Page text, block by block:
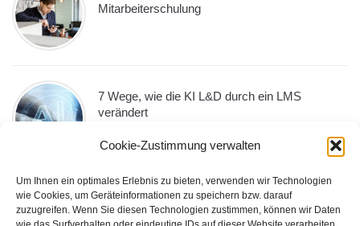
Cookie-Zustimmung verwalten
Um Ihnen ein optimales Erlebnis zu bieten, verwenden wir Technologien
wie Cookies, um Geräteinformationen zu speichern bzw. darauf
zuzugreifen. Wenn Sie diesen Technologien zustimmen, können wir Daten
Mitarbeiterschulung
7 Wege, wie die KI L&D durch ein LMS
verändert
10 Must-Have-LMS-Funktionen, die jedes
Unternehmen im Jahr 2026 benötigt